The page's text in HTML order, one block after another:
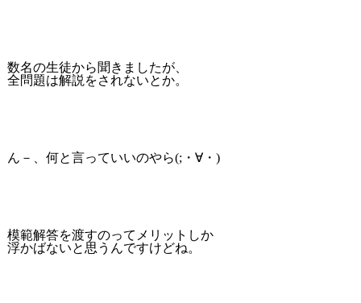
数名の生徒から聞きましたが、
全問題は解説をされないとか。
ん－、何と言っていいのやら(;・∀・)
模範解答を渡すのってメリットしか
浮かばないと思うんですけどね。